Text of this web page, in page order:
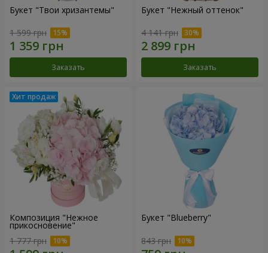
Букет "Твои хризантемы"
1 599 грн
Заказать
Букет "Нежный оттенок"
4 141 грн
Заказать
Композиция "Нежное
прикосновение"
1 777 грн
Букет "Blueberry"
843 грн